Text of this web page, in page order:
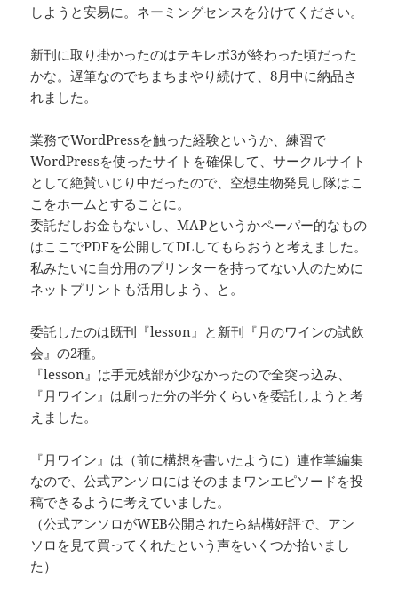
しようと安易に。ネーミングセンスを分けてください。
新刊に取り掛かったのはテキレボ3が終わった頃だった
かな。遅筆なのでちまちまやり続けて、8月中に納品さ
れました。
業務でWordPressを触った経験というか、練習で
WordPressを使ったサイトを確保して、サークルサイト
として絶賛いじり中だったので、空想生物発見し隊はこ
こをホームとすることに。
委託だしお金もないし、MAPというかペーパー的なもの
はここでPDFを公開してDLしてもらおうと考えました。
私みたいに自分用のプリンターを持ってない人のために
ネットプリントも活用しよう、と。
委託したのは既刊『lesson』と新刊『月のワインの試飲
会』の2種。
『lesson』は手元残部が少なかったので全突っ込み、
『月ワイン』は刷った分の半分くらいを委託しようと考
えました。
『月ワイン』は（前に構想を書いたように）連作掌編集
なので、公式アンソロにはそのままワンエピソードを投
稿できるように考えていました。
（公式アンソロがWEB公開されたら結構好評で、アン
ソロを見て買ってくれたという声をいくつか拾いまし
た）